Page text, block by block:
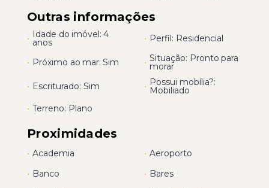
Outras informações
• Idade do imóvel: 4
anos • Perfil: Residencial
• Próximo ao mar: Sim • Situação: Pronto para
morar
• Escriturado: Sim • Possui mobília?:
Mobiliado
• Terreno: Plano
Proximidades
• Academia • Aeroporto
• Banco • Bares